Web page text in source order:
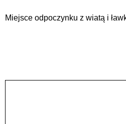
Miejsce odpoczynku z wiatą i